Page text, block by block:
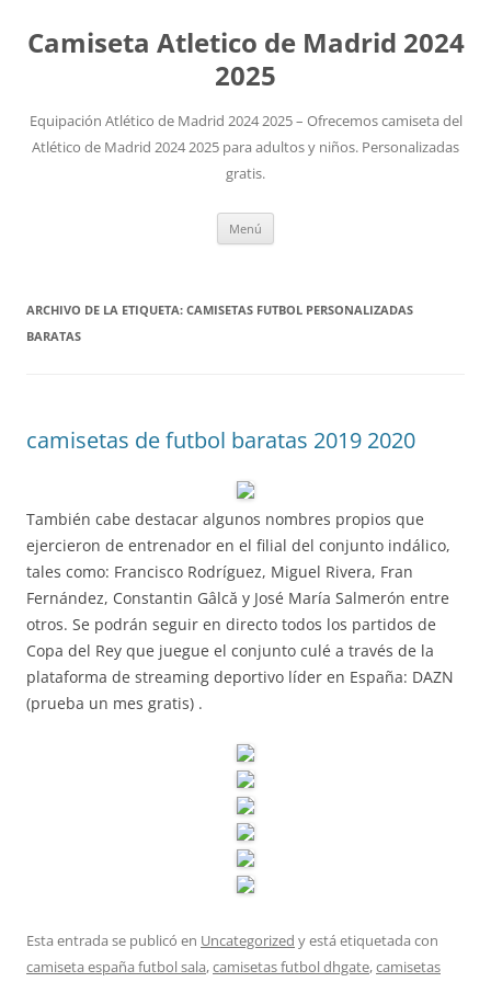
Camiseta Atletico de Madrid 2024
2025
Equipación Atlético de Madrid 2024 2025 – Ofrecemos camiseta del
Atlético de Madrid 2024 2025 para adultos y niños. Personalizadas
gratis.
Menú
ARCHIVO DE LA ETIQUETA: CAMISETAS FUTBOL PERSONALIZADAS
BARATAS
camisetas de futbol baratas 2019 2020
También cabe destacar algunos nombres propios que
ejercieron de entrenador en el filial del conjunto indálico,
tales como: Francisco Rodríguez, Miguel Rivera, Fran
Fernández, Constantin Gâlcă y José María Salmerón entre
otros. Se podrán seguir en directo todos los partidos de
Copa del Rey que juegue el conjunto culé a través de la
plataforma de streaming deportivo líder en España: DAZN
(prueba un mes gratis) .
Esta entrada se publicó en Uncategorized y está etiquetada con
camiseta españa futbol sala,camisetas futbol dhgate,camisetas